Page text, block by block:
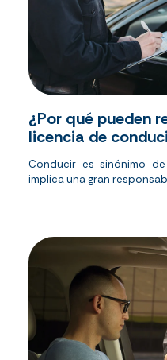
¿Por qué pueden
licencia de
Conducir es sinónimo
implica una gran